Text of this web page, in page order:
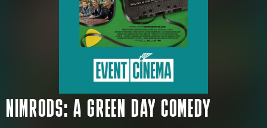
NIMRODS: A GREEN DAY COMEDY